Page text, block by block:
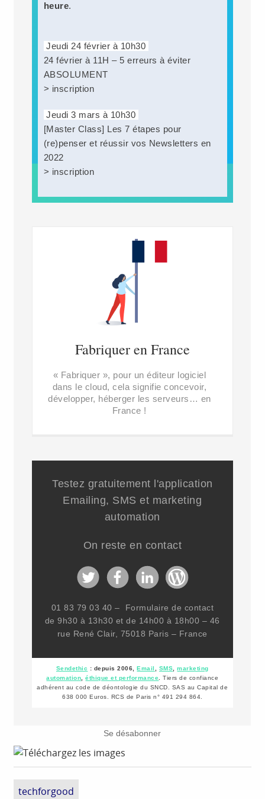
heure.
Jeudi 24 février à 10h30
24 février à 11H – 5 erreurs à éviter
ABSOLUMENT
> inscription
Jeudi 3 mars à 10h30
[Master Class] Les 7 étapes pour
(re)penser et réussir vos Newsletters en
2022
> inscription
Fabriquer en France
« Fabriquer », pour un éditeur logiciel
dans le cloud, cela signifie concevoir,
développer, héberger les serveurs… en
France !
Testez gratuitement l'application
Emailing, SMS et marketing
automation
On reste en contact
01 83 79 03 40 – Formulaire de contact
de 9h30 à 13h30 et de 14h00 à 18h00 – 46
rue René Clair, 75018 Paris – France
Sendethic : depuis 2006, Email , SMS,marketing
automation,éthique et performance. Tiers de confiance
adhérent au code de déontologie du SNCD. SAS au Capital de
638 000 Euros. RCS de Paris n° 491 294 864.
Se désabonner
techforgood